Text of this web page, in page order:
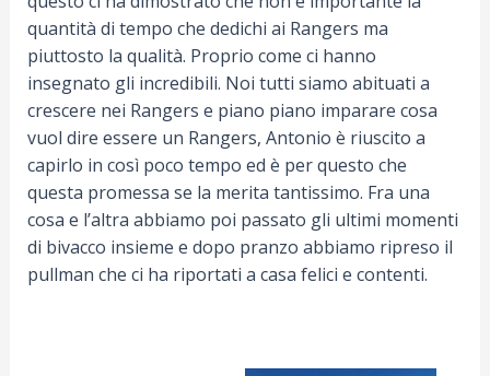
quantità di tempo che dedichi ai Rangers ma
piuttosto la qualità. Proprio come ci hanno
insegnato gli incredibili. Noi tutti siamo abituati a
crescere nei Rangers e piano piano imparare cosa
vuol dire essere un Rangers, Antonio è riuscito a
capirlo in così poco tempo ed è per questo che
questa promessa se la merita tantissimo. Fra una
cosa e l’altra abbiamo poi passato gli ultimi momenti
di bivacco insieme e dopo pranzo abbiamo ripreso il
pullman che ci ha riportati a casa felici e contenti.